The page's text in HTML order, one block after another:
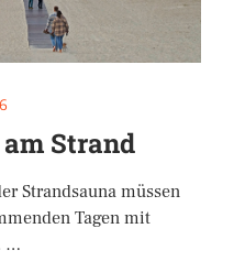
Strand
Strandsauna müssen
Tagen mit
…